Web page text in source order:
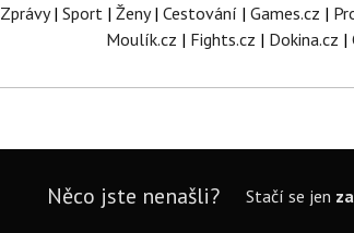
Zprávy| Sport| Ženy| Cestování | Games.cz |
Moulík.cz | Fights.cz | Dokina.cz |
Něco jste nenašli? Stačí se jen